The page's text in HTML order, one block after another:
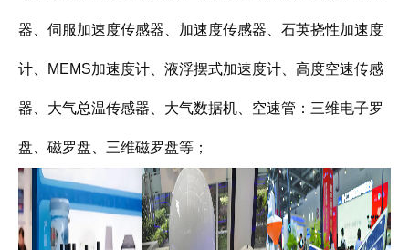
器、伺服加速度传感器、加速度传感器、石英挠性加速度
计、 MEMS加速度计、液浮摆式加速度计、高度空速传感
器、大气总温传感器、大气数据机、空速管：三维电子罗
盘、磁罗盘、三维磁罗盘等；